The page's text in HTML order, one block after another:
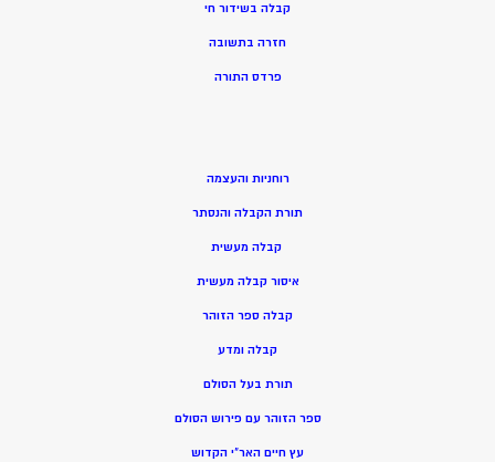
קבלה בשידור חי
חזרה בתשובה
פרדס התורה
רוחניות והעצמה
תורת הקבלה והנסתר
קבלה מעשית
איסור קבלה מעשית
קבלה ספר הזוהר
קבלה ומדע
תורת בעל הסולם
ספר הזוהר עם פירוש הסולם
עץ חיים האר”י הקדוש